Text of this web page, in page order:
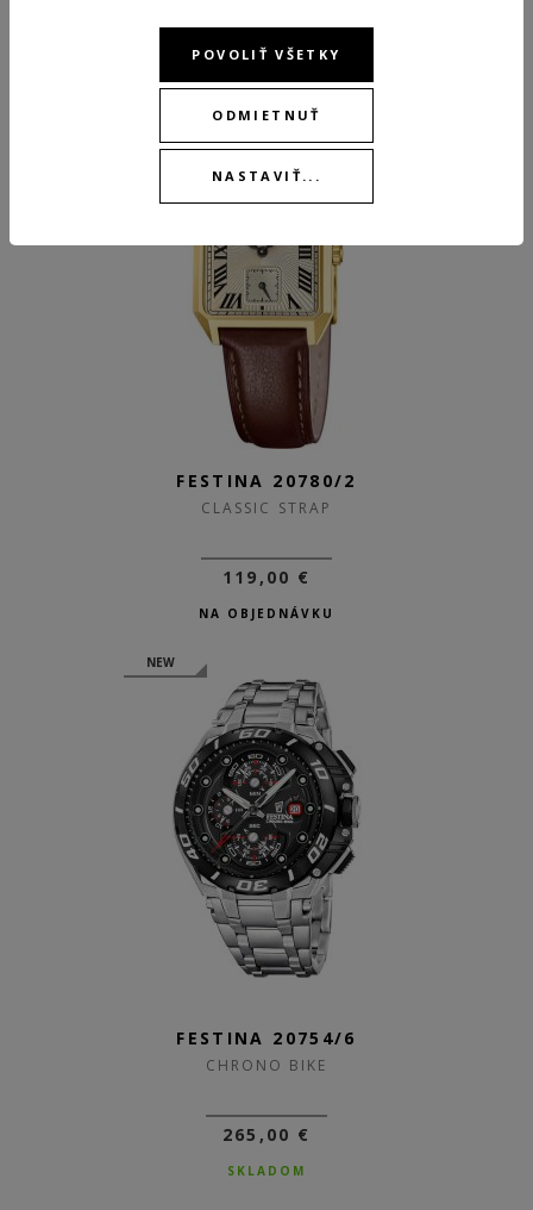
SKLADOM
FESTINA 20780/2
CLASSIC STRAP
119,00 €
NA OBJEDNÁVKU
NEW
FESTINA 20754/6
CHRONO BIKE
265,00 €
SKLADOM
POVOLIŤ VŠETKY
ODMIETNUŤ
NASTAVIŤ...